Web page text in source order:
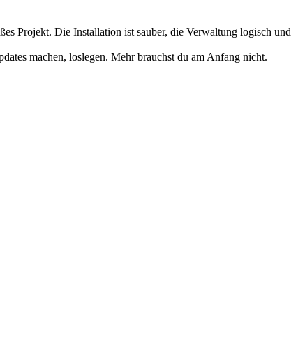
Projekt. Die Installation ist sauber, die Verwaltung logisch und
machen, loslegen. Mehr brauchst du am Anfang nicht.